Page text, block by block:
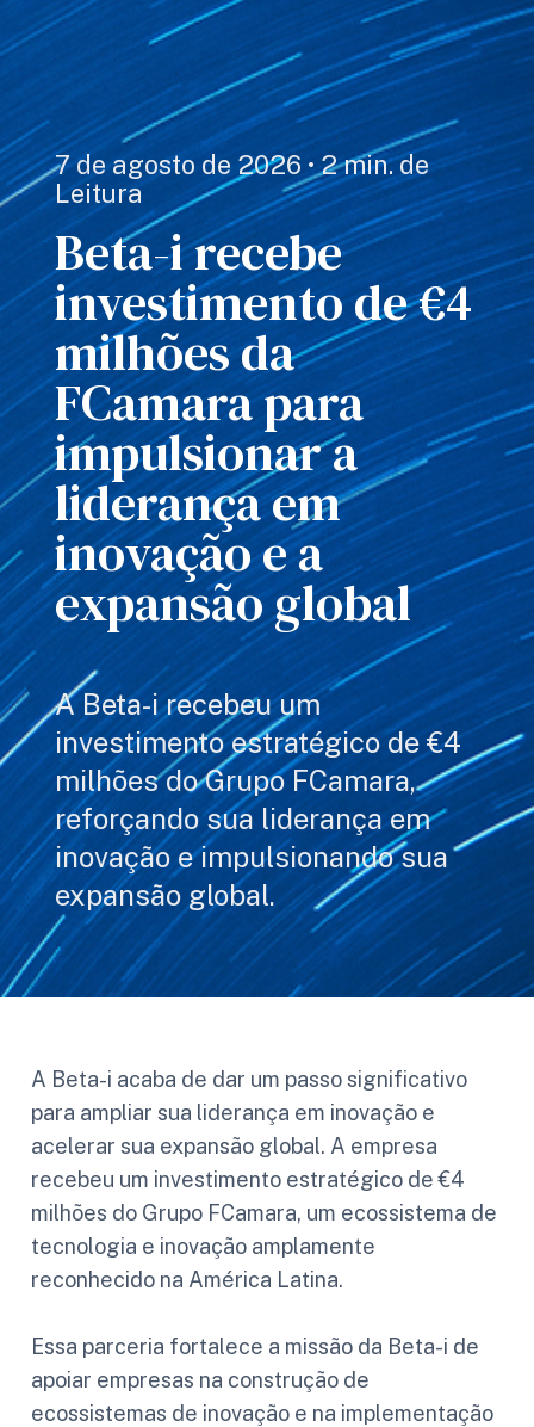
7 de agosto de 2026 • 2 min. de
Leitura
Beta-i recebe
investimento de €4
milhões da
FCamara para
impulsionar a
liderança em
inovação e a
expansão global
A Beta-i recebeu um
investimento estratégico de €4
milhões do Grupo FCamara,
reforçando sua liderança em
inovação e impulsionando sua
expansão global.
A Beta-i acaba de dar um passo significativo
para ampliar sua liderança em inovação e
acelerar sua expansão global. A empresa
recebeu um investimento estratégico de €4
milhões do Grupo FCamara, um ecossistema de
tecnologia e inovação amplamente
reconhecido na América Latina.
Essa parceria fortalece a missão da Beta-i de
apoiar empresas na construção de
ecossistemas de inovação e na implementação